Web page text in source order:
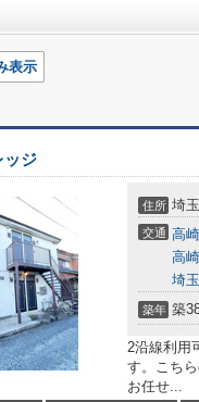
表示
ッジ
住所 埼
交通 高
高
埼
築年 築
2沿線利用
す。こち
お任せ...